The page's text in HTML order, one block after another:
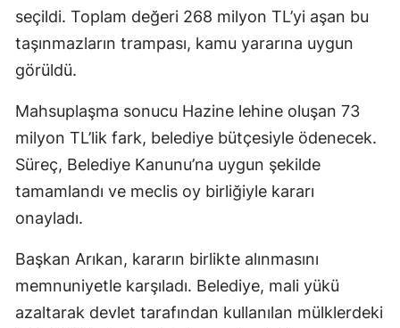
seçildi. Toplam değeri 268 milyon TL’yi aşan bu
taşınmazların trampası, kamu yararına uygun
görüldü.
Mahsuplaşma sonucu Hazine lehine oluşan 73
milyon TL’lik fark, belediye bütçesiyle ödenecek.
Süreç, Belediye Kanunu’na uygun şekilde
tamamlandı ve meclis oy birliğiyle kararı
onayladı.
Başkan Arıkan, kararın birlikte alınmasını
memnuniyetle karşıladı. Belediye, mali yükü
azaltarak devlet tarafından kullanılan mülklerdeki